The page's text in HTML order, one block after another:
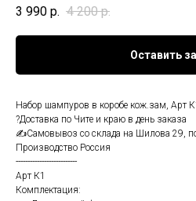
3 990 р. 4 200 р.
Оставить
Набор шампуров в коробе кож.зам, Арт
?Доставка по Чите и краю в день заказа
✍Самовывоз со склада на Шилова 29,
Производство Россия
--------------------------
Арт К1
Комплектация: